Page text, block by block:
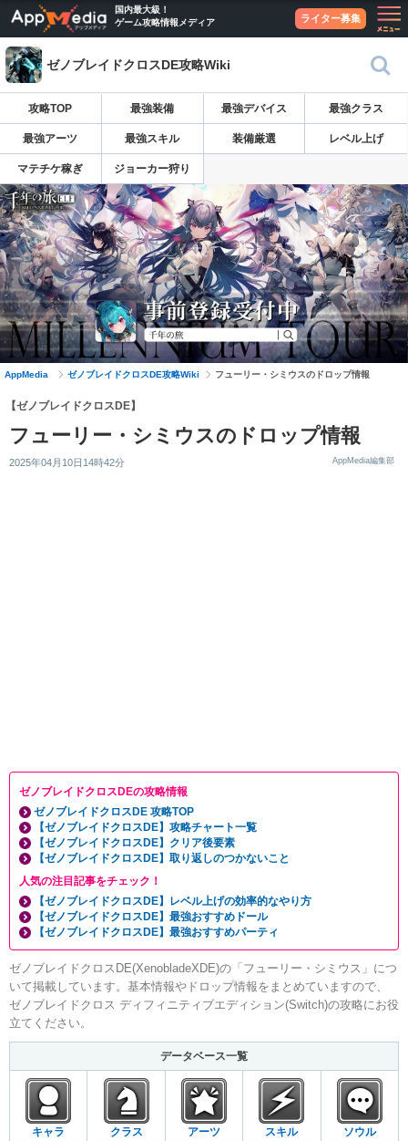
国内最大級！
ゲーム攻略情報メディア
ライター募集
ゼノブレイドクロスDE攻略Wiki
攻略TOP 最強装備 最強デバイス 最強クラス
最強アーツ 最強スキル 装備厳選 レベル上げ
マテチケ稼ぎ ジョーカー狩り
AppMedia ゼノブレイドクロスDE攻略Wiki フューリー・シミウスのドロップ情報
【ゼノブレイドクロスDE】
フューリー・シミウスのドロップ情報
2025年04月10日14時42分 AppMedia編集部
ゼノブレイドクロスDEの攻略情報
ゼノブレイドクロスDE 攻略TOP
【ゼノブレイドクロスDE】攻略チャート一覧
【ゼノブレイドクロスDE】クリア後要素
【ゼノブレイドクロスDE】取り返しのつかないこと
人気の注目記事をチェック！
【ゼノブレイドクロスDE】レベル上げの効率的なやり方
【ゼノブレイドクロスDE】最強おすすめドール
【ゼノブレイドクロスDE】最強おすすめパーティ
ゼノブレイドクロスDE(XenobladeXDE)の「フューリー・シミウス」につ
いて掲載しています。基本情報やドロップ情報をまとめていますので、
ゼノブレイドクロス ディフィニティブエディション(Switch)の攻略にお役
立てください。
データベース一覧
キャラ クラス アーツ スキル ソウル